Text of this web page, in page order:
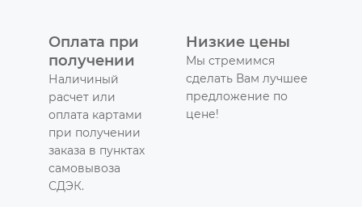
Оплата при
получении
Наличиный
расчет или
оплата картами
при получении
заказа в пунктах
самовывоза
СДЭК.
Низкие цены
Мы стремимся
сделать Вам лучшее
предложение по
цене!